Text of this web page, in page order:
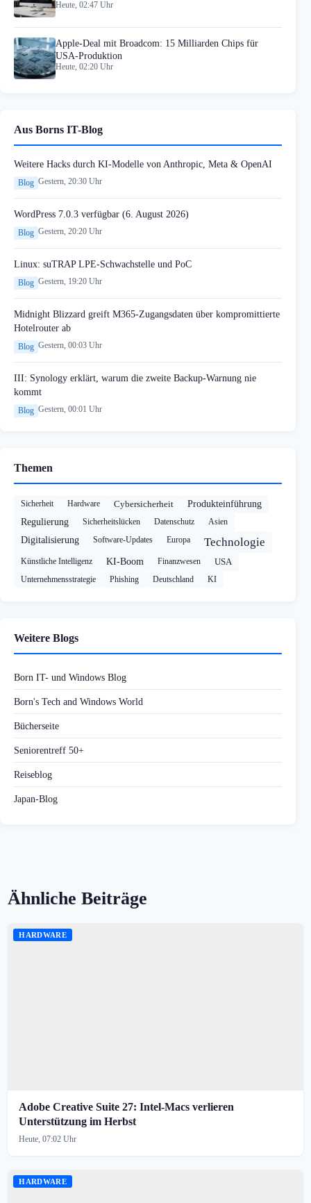
Heute, 02:47 Uhr
Apple-Deal mit Broadcom: 15 Milliarden Chips für
USA-Produktion
Heute, 02:20 Uhr
Aus Borns IT-Blog
Weitere Hacks durch KI-Modelle von Anthropic, Meta & OpenAI
Blog Gestern, 20:30 Uhr
WordPress 7.0.3 verfügbar (6. August 2026)
Blog Gestern, 20:20 Uhr
Linux: suTRAP LPE-Schwachstelle und PoC
Blog Gestern, 19:20 Uhr
Midnight Blizzard greift M365-Zugangsdaten über kompromittierte
Hotelrouter ab
Blog Gestern, 00:03 Uhr
III: Synology erklärt, warum die zweite Backup-Warnung nie
kommt
Blog Gestern, 00:01 Uhr
Themen
Sicherheit Hardware Cybersicherheit
Produkteinführung
Regulierung
Sicherheitslücken Datenschutz Asien
Digitalisierung Software-Updates Europa Technologie
Künstliche Intelligenz KI-Boom Finanzwesen USA
Unternehmensstrategie Phishing Deutschland KI
Weitere Blogs
Born IT- und Windows Blog
Born's Tech and Windows World
Bücherseite
Seniorentreff 50+
Reiseblog
Japan-Blog
Ähnliche Beiträge
HARDWARE
Adobe Creative Suite 27: Intel-Macs verlieren
Unterstützung im Herbst
Heute, 07:02 Uhr
HARDWARE